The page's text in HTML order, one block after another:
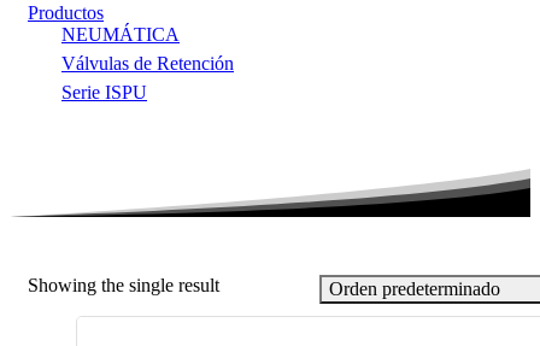
Productos
NEUMÁTICA
Válvulas de Retención
Serie ISPU
Showing the single result Orden predeterminado